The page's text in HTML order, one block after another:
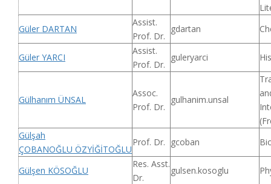
Güler DARTAN
Assist.
Prof. Dr.
gdartan
Güler YARCI
Assist.
Prof. Dr.
guleryarci
Gülhanım ÜNSAL
Assoc.
Prof. Dr.
gulhanim.unsal
Gülşah
ÇOBANOĞLU ÖZYİĞİTOĞLU
Prof. Dr. gcoban
Gülşen KÖSOĞLU
Res. Asst.
Dr.
gulsen.kosoglu